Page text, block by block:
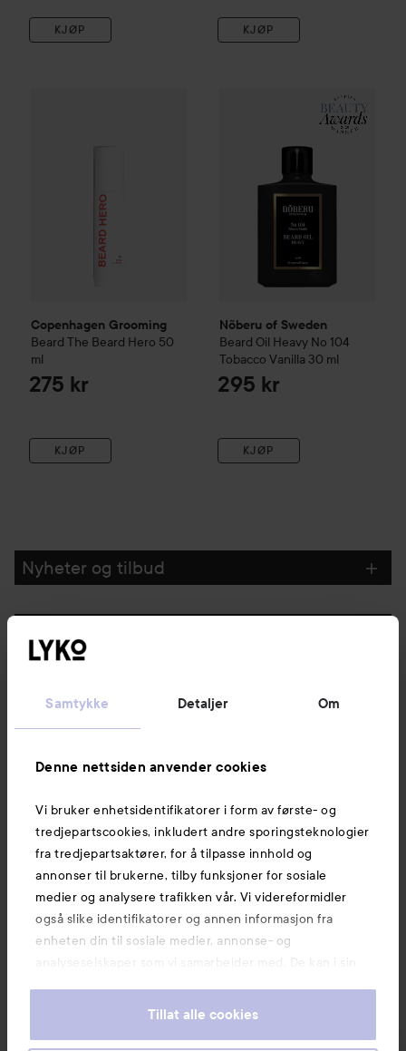
Samtykke Detaljer Om
Denne nettsiden anvender cookies
Vi bruker enhetsidentifikatorer i form av første- og
tredjepartscookies, inkludert andre sporingsteknologier
fra tredjepartsaktører, for å tilpasse innhold og
annonser til brukerne, tilby funksjoner for sosiale
medier og analysere trafikken vår. Vi videreformidler
også slike identifikatorer og annen informasjon fra
enheten din til sosiale medier, annonse- og
analyseselskaper som vi samarbeider med. De kan i sin
informasjon som du har oppgitt eller som de har samlet
Tillat alle cookies
KJØP KJØP
Copenhagen Grooming
Beard The Beard Hero 50
ml
275 kr
KJØP
50 ml275 kr
Nõberu of Sweden
Beard Oil Heavy No 104
Tobacco Vanilla 30 ml
295 kr
KJØP
Nõberu of SwedenBeard Oil
Nyheter og tilbud
Kundeservice
Informasjon
Også av interesse